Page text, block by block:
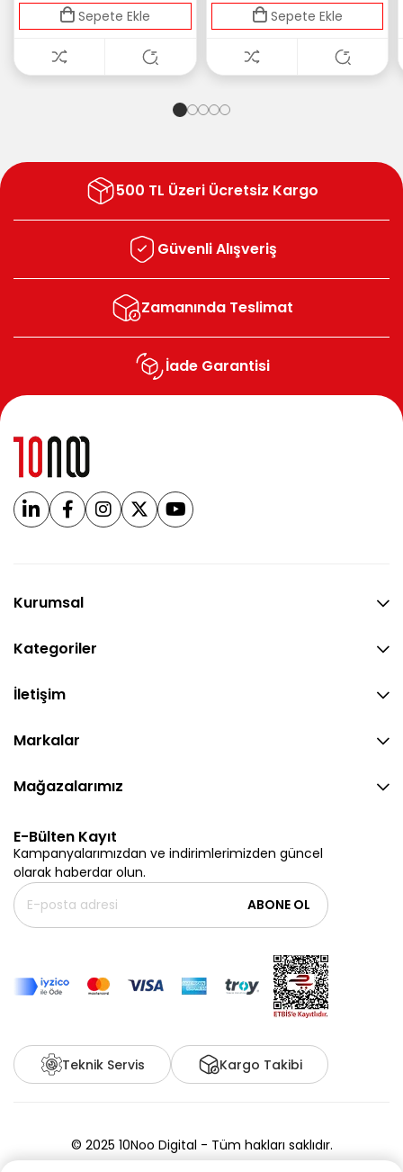
Sepete Ekle Sepete Ekle
500 TL Üzeri Ücretsiz Kargo
Güvenli Alışveriş
Zamanında Teslimat
İade Garantisi
Kurumsal
Kategoriler
İletişim
Markalar
Mağazalarımız
E-Bülten Kayıt
Kampanyalarımızdan ve indirimlerimizden güncel
olarak haberdar olun.
ABONE OL
Teknik Servis Kargo Takibi
© 2025 10Noo Digital - Tüm hakları saklıdır.